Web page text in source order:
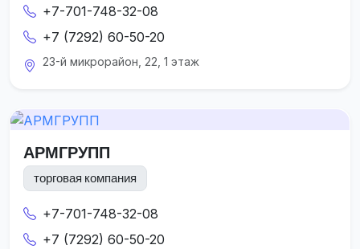
+7-701-748-32-08
+7 (7292) 60-50-20
23-й микрорайон, 22, 1 этаж
АРМГРУПП
торговая компания
+7-701-748-32-08
+7 (7292) 60-50-20